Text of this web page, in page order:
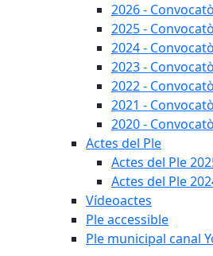
2026 -
2025 -
2024 -
2023 -
2022 -
2021 -
2020 -
Actes del Ple
Actes del Ple
Actes del Ple
Vídeoactes
Ple accessible
Ple municipal canal